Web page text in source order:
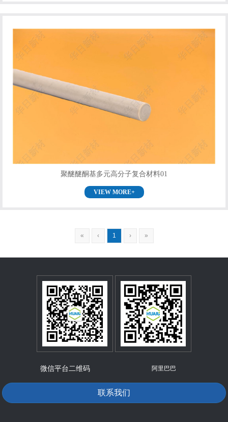
聚醚醚酮基多元高分子复合材料01
VIEW MORE+
« ‹ 1 › »
微信平台二维码 阿里巴巴
联系我们